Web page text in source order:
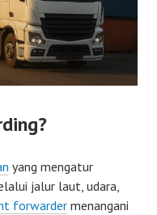
yang mengatur
jalur laut, udara,
forwarder menangani